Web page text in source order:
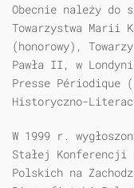
Obecnie należy do
Towarzystwa Marii
(honorowy),
Pawła II, w
Presse Périodique
Historyczno-
W 1999 r.
Stałej Konferencji
Polskich na